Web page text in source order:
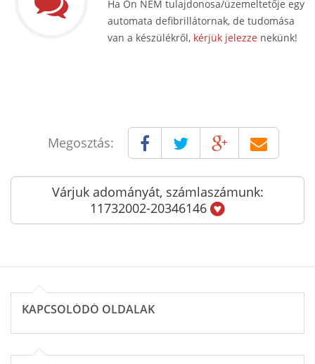
Ha Ön NEM tulajdonosa/üzemeltetője egy
automata defibrillátornak, de tudomása
van a készülékről, kérjük jelezze nekünk!
Megosztás:
Várjuk adományát, számlaszámunk:
11732002-20346146
KAPCSOLÓDÓ OLDALAK